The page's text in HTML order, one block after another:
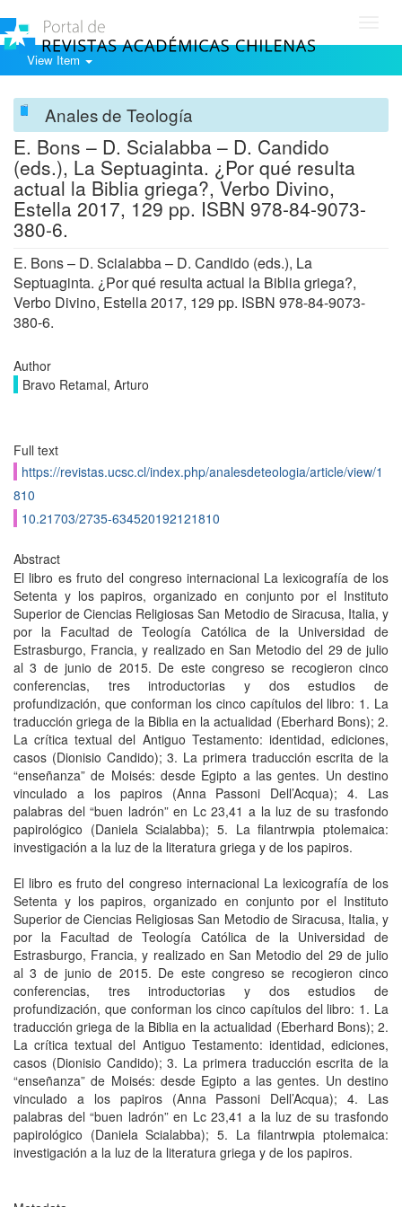
View Item
Anales de Teología
E. Bons – D. Scialabba – D. Candido
(eds.), La Septuaginta. ¿Por qué resulta
actual la Biblia griega?, Verbo Divino,
Estella 2017, 129 pp. ISBN 978-84-9073-
380-6.
E. Bons – D. Scialabba – D. Candido (eds.), La
Septuaginta. ¿Por qué resulta actual la Biblia griega?,
Verbo Divino, Estella 2017, 129 pp. ISBN 978-84-9073-
380-6.
Author
Bravo Retamal, Arturo
Full text
https://revistas.ucsc.cl/index.php/analesdeteologia/article/view/1
810
10.21703/2735-634520192121810
Abstract
El libro es fruto del congreso internacional La lexicografía de los
Setenta y los papiros, organizado en conjunto por el Instituto
Superior de Ciencias Religiosas San Metodio de Siracusa, Italia, y
por la Facultad de Teología Católica de la Universidad de
Estrasburgo, Francia, y realizado en San Metodio del 29 de julio
al 3 de junio de 2015. De este congreso se recogieron cinco
conferencias, tres introductorias y dos estudios de
profundización, que conforman los cinco capítulos del libro: 1. La
traducción griega de la Biblia en la actualidad (Eberhard Bons); 2.
La crítica textual del Antiguo Testamento: identidad, ediciones,
casos (Dionisio Candido); 3. La primera traducción escrita de la
“enseñanza” de Moisés: desde Egipto a las gentes. Un destino
vinculado a los papiros (Anna Passoni Dell’Acqua); 4. Las
palabras del “buen ladrón” en Lc 23,41 a la luz de su trasfondo
papirológico (Daniela Scialabba); 5. La filantrwpia ptolemaica:
investigación a la luz de la literatura griega y de los papiros.
El libro es fruto del congreso internacional La lexicografía de los
Setenta y los papiros, organizado en conjunto por el Instituto
Superior de Ciencias Religiosas San Metodio de Siracusa, Italia, y
por la Facultad de Teología Católica de la Universidad de
Estrasburgo, Francia, y realizado en San Metodio del 29 de julio
al 3 de junio de 2015. De este congreso se recogieron cinco
conferencias, tres introductorias y dos estudios de
profundización, que conforman los cinco capítulos del libro: 1. La
traducción griega de la Biblia en la actualidad (Eberhard Bons); 2.
La crítica textual del Antiguo Testamento: identidad, ediciones,
casos (Dionisio Candido); 3. La primera traducción escrita de la
“enseñanza” de Moisés: desde Egipto a las gentes. Un destino
vinculado a los papiros (Anna Passoni Dell’Acqua); 4. Las
palabras del “buen ladrón” en Lc 23,41 a la luz de su trasfondo
papirológico (Daniela Scialabba); 5. La filantrwpia ptolemaica:
investigación a la luz de la literatura griega y de los papiros.